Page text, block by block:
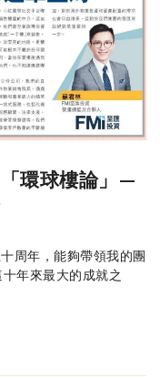
環球樓論」—
周年，能夠帶領我的團
年來最大的成就之